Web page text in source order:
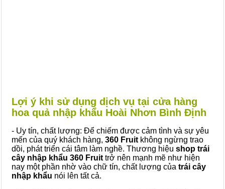
Lợi ý khi sử dụng dịch vụ tại cửa hàng
hoa quả nhập khẩu Hoài Nhơn Bình Định
- Uy tín, chất lượng: Để chiếm được cảm tình và sự yêu
mến của quý khách hàng, 360 Fruit không ngừng trao
dồi, phát triển cái tâm làm nghề. Thương hiệu shop trái
cây nhập khẩu 360 Fruit trở nên mạnh mẽ như hiện
nay một phần nhờ vào chữ tín, chất lượng của trái cây
nhập khẩu nói lên tất cả.